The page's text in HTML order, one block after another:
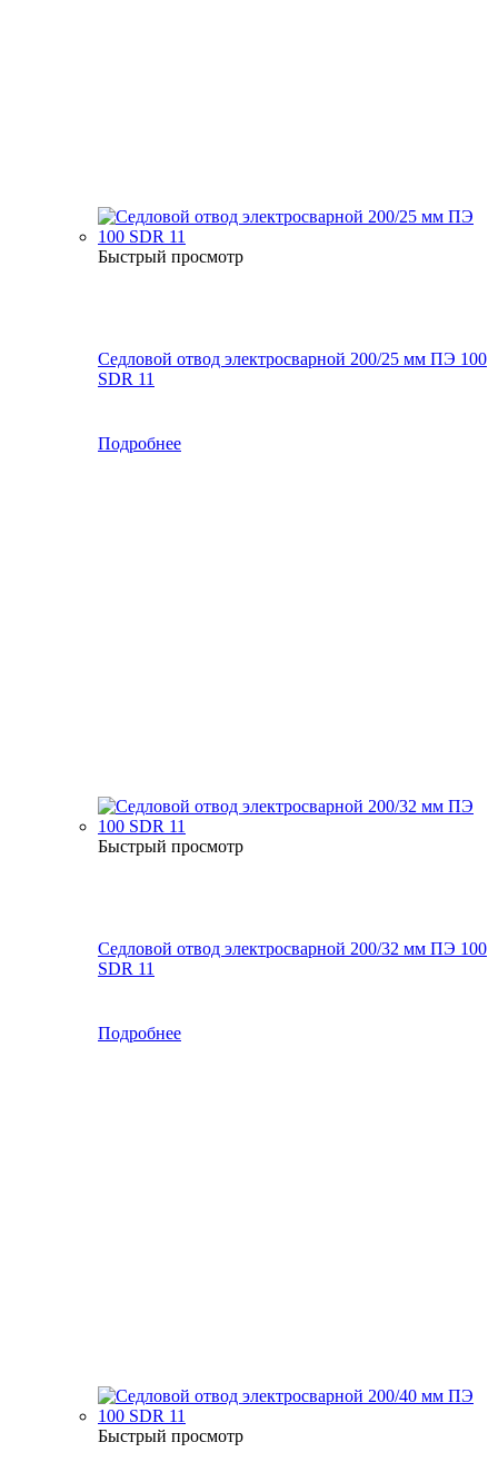
Быстрый просмотр
Седловой отвод электросварной 200/25 мм ПЭ 100
SDR 11
Подробнее
Быстрый просмотр
Седловой отвод электросварной 200/32 мм ПЭ 100
SDR 11
Подробнее
Быстрый просмотр